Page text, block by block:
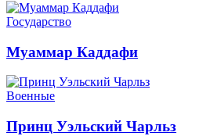
Государство
Муаммар Каддафи
Военные
Принц Уэльский Чарльз